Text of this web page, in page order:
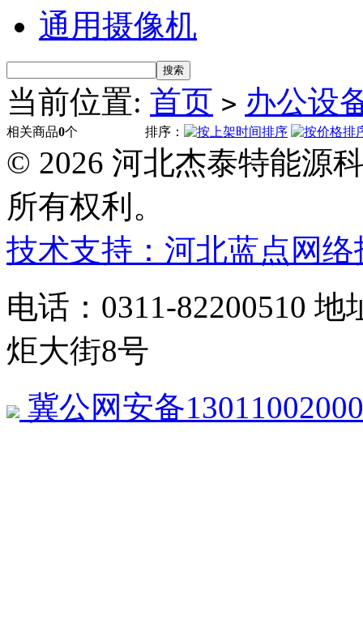
通用摄像机
当前位置: 首页 > 办公设
相关商品0个 排序：
© 2026 河北杰泰特能源
所有权利。
技术支持：河北蓝点网
电话：0311-82200510
炬大街8号
冀公网安备